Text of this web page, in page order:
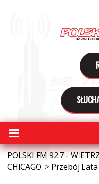
POLSKI FM 92.7 -
CHICAGO. > Przebój Lata